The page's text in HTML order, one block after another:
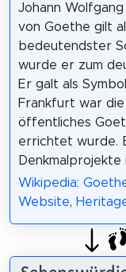
Johann Wolfgang
von Goethe gilt
bedeutendster
wurde er zum
Er galt als
Frankfurt war
öffentliches
errichtet wurde.
Wikipedia:
Website,